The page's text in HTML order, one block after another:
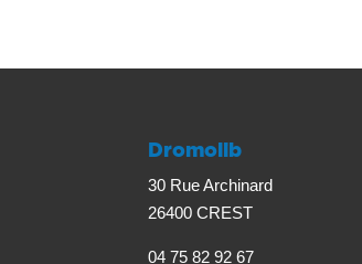
Dromolib
30 Rue Archinard
26400 CREST
04 75 82 92 67